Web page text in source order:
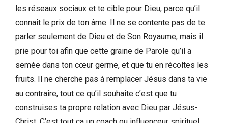
les réseaux sociaux et te cible pour Dieu, parce qu’il
connaît le prix de ton âme. Il ne se contente pas de te
parler seulement de Dieu et de Son Royaume, mais il
prie pour toi afin que cette graine de Parole qu’il a
semée dans ton cœur germe, et que tu en récoltes les
fruits. Il ne cherche pas à remplacer Jésus dans ta vie
au contraire, tout ce qu’il souhaite c’est que tu
construises ta propre relation avec Dieu par Jésus-